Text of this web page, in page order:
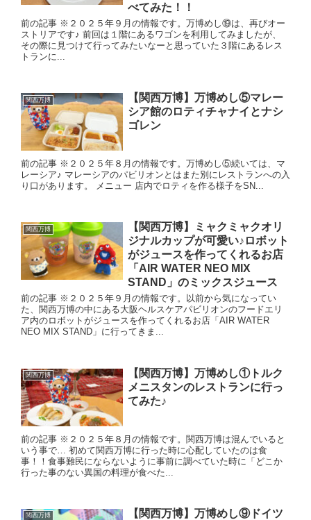
べてみた！！
前の記事 ※２０２５年９月の情報です。万博めし⑲は、再びオー
ストリアです♪ 前回は１階にあるワゴンを利用してみましたが、
その際に見つけて行ってみたいなーと思っていた３階にあるレス
トランに...
関西万博
【関西万博】万博めし⑤マレー
シア館のロティチャナイとナシ
ゴレン
前の記事 ※２０２５年８月の情報です。万博めし⑤続いては、マ
レーシア♪ マレーシアのパビリオンとはまた別にレストランへの入
り口があります。 メニュー 店内でロティを作る様子をSN...
関西万博
【関西万博】ミャクミャクオリ
ジナルカップが可愛い♪ロボット
がジュースを作ってくれるお店
「AIR WATER NEO MIX
STAND」のミックスジュース
前の記事 ※２０２５年９月の情報です。以前から気になってい
た、関西万博の中にある大阪ヘルスケアパビリオンのフードエリ
ア内のロボットがジュースを作ってくれるお店「AIR WATER
NEO MIX STAND」に行ってきま...
関西万博
【関西万博】万博めし①トルク
メニスタンのレストランに行っ
てみた♪
前の記事 ※２０２５年８月の情報です。関西万博は混んでいると
いう事で… 初めて関西万博に行った時に心配していたのは食
事！！食事難民にならないように事前に調べていた時に「どこか
行った事のない異国の料理が食べた...
関西万博
【関西万博】万博めし⑨ドイツ